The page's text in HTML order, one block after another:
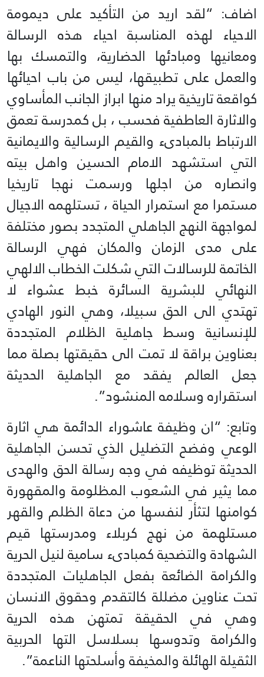
اضاف: “لقد اريد من التأكيد على ديمومة
الاحياء لهذه المناسبة احياء هذه الرسالة
ومعانيها ومبادئها الحضارية، والتمسك بها
والعمل على تطبيقها، ليس من باب احيائها
كواقعة تاريخية يراد منها ابراز الجانب المأساوي
والاثارة العاطفية فحسب ، بل كمدرسة تعمق
الارتباط بالمبادىء والقيم الرسالية والايمانية
التي استشهد الامام الحسين واهل بيته
وانصاره من اجلها ورسمت نهجا تاريخيا
مستمرا مع استمرار الحياة ، تستلهمه الاجيال
لمواجهة النهج الجاهلي المتجدد بصور مختلفة
على مدى الزمان والمكان فهي الرسالة
الخاتمة للرسالات التي شكلت الخطاب الالهي
النهائي للبشرية السائرة خبط عشواء لا
تهتدي الى الحق سبيلا، وهي النور الهادي
للإنسانية وسط جاهلية الظلام المتجددة
بعناوین براقة لا تمت الى حقيقتها بصلة مما
جعل العالم يفقد مع الجاهلية الحديثة
استقراره وسلامه المنشود”.
وتابع: “ان وظيفة عاشوراء الدائمة هي اثارة
الوعي وفضح التضليل الذي تحسن الجاهلية
الحديثة توظيفه في وجه رسالة الحق والهدى
مما يثير في الشعوب المظلومة والمقهورة
كوامنها لتثأر لنفسها من دعاة الظلم والقهر
مستلهمة من نهج كربلاء ومدرستها قيم
الشهادة والتضحية كمبادىء سامية لنيل الحرية
والكرامة الضائعة بفعل الجاهليات المتجددة
تحت عناوين مضللة كالتقدم وحقوق الانسان
وهي في الحقيقة تمتهن هذه الحرية
والكرامة وتدوسها بسلاسل التها الحربية
الثقيلة الهائلة والمخيفة وأسلحتها الناعمة”.